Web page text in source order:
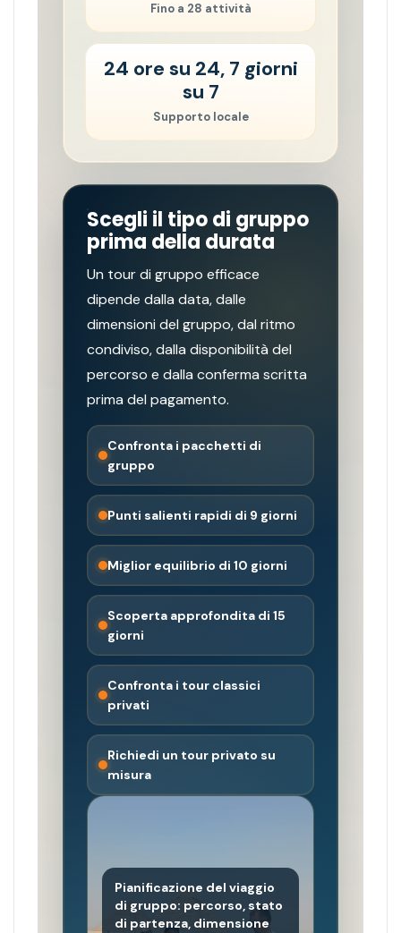
Fino a 28 attività
24 ore su 24, 7 giorni
su 7
Supporto locale
Scegli il tipo di gruppo
prima della durata
Un tour di gruppo efficace
dipende dalla data, dalle
dimensioni del gruppo, dal ritmo
condiviso, dalla disponibilità del
percorso e dalla conferma scritta
prima del pagamento.
Confronta i pacchetti di
gruppo
Punti salienti rapidi di 9 giorni
Miglior equilibrio di 10 giorni
Scoperta approfondita di 15
giorni
Confronta i tour classici
privati
Richiedi un tour privato su
misura
Pianificazione del viaggio
di gruppo: percorso, stato
di partenza, dimensione